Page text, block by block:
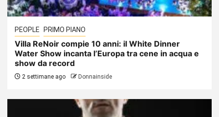
PEOPLE PRIMO PIANO
Villa ReNoir compie 10 anni: il White Dinner
Water Show incanta l’Europa tra cene in acqua e
show da record
2 settimane ago Donnainside